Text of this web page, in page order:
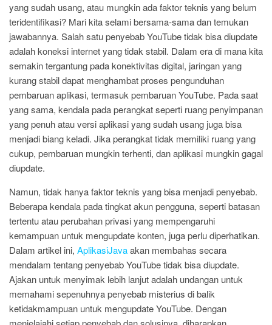
yang sudah usang, atau mungkin ada faktor teknis yang belum
teridentifikasi? Mari kita selami bersama-sama dan temukan
jawabannya. Salah satu penyebab YouTube tidak bisa diupdate
adalah koneksi internet yang tidak stabil. Dalam era di mana kita
semakin tergantung pada konektivitas digital, jaringan yang
kurang stabil dapat menghambat proses pengunduhan
pembaruan aplikasi, termasuk pembaruan YouTube. Pada saat
yang sama, kendala pada perangkat seperti ruang penyimpanan
yang penuh atau versi aplikasi yang sudah usang juga bisa
menjadi biang keladi. Jika perangkat tidak memiliki ruang yang
cukup, pembaruan mungkin terhenti, dan aplikasi mungkin gagal
diupdate.
Namun, tidak hanya faktor teknis yang bisa menjadi penyebab.
Beberapa kendala pada tingkat akun pengguna, seperti batasan
tertentu atau perubahan privasi yang mempengaruhi
kemampuan untuk mengupdate konten, juga perlu diperhatikan.
Dalam artikel ini, AplikasiJavaakan membahas secara
mendalam tentang penyebab YouTube tidak bisa diupdate.
Ajakan untuk menyimak lebih lanjut adalah undangan untuk
memahami sepenuhnya penyebab misterius di balik
ketidakmampuan untuk mengupdate YouTube. Dengan